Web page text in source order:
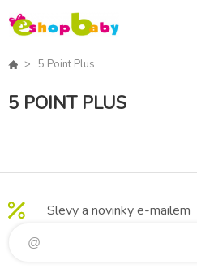
5 Point Plus
5 POINT PLUS
Slevy a novinky e-mailem